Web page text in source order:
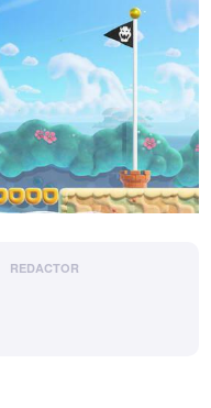
REDACTOR